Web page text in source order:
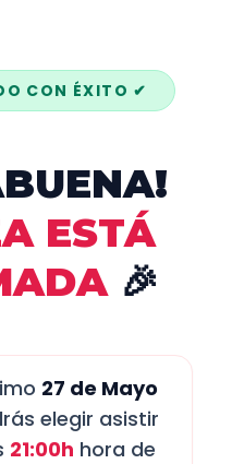
CON ÉXITO ✔
ESTÁ
🎉
27 de Mayo
elegir asistir
21:00h hora de